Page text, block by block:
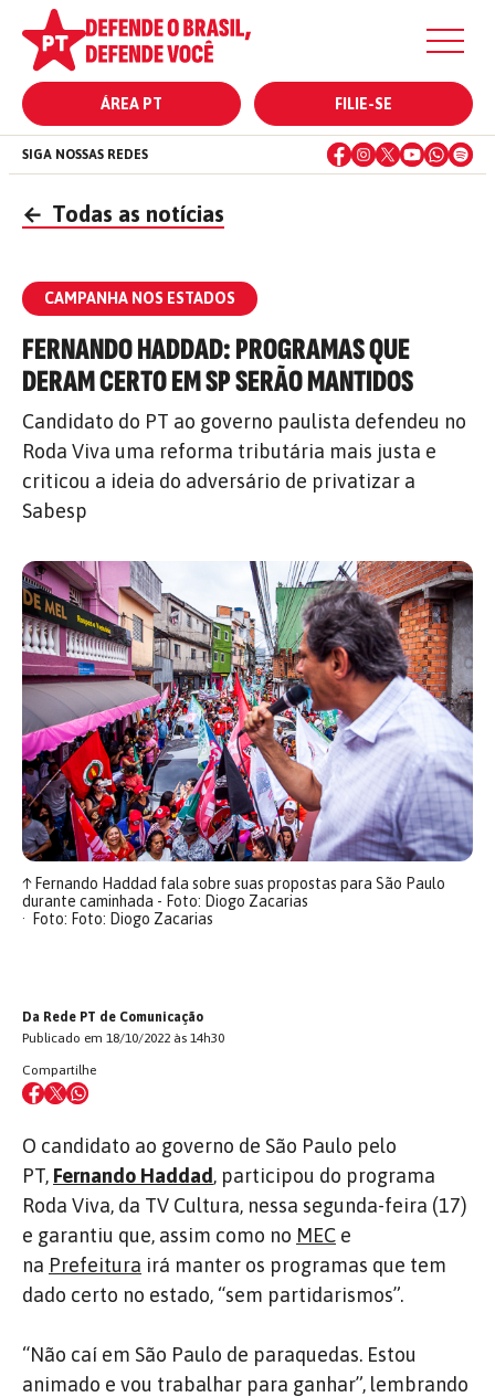
ÁREA PT FILIE-SE
SIGA NOSSAS REDES
← Todas as notícias
CAMPANHA NOS ESTADOS
FERNANDO HADDAD: PROGRAMAS QUE
DERAM CERTO EM SP SERÃO MANTIDOS
Candidato do PT ao governo paulista defendeu no
Roda Viva uma reforma tributária mais justa e
criticou a ideia do adversário de privatizar a
Sabesp
↑Fernando Haddad fala sobre suas propostas para São Paulo
durante caminhada - Foto: Diogo Zacarias
Foto: Foto: Diogo Zacarias
Da Rede PT de Comunicação
Publicado em 18/10/2022 às 14h30
Compartilhe
O candidato ao governo de São Paulo pelo
PT, Fernando Haddad, participou do programa
Roda Viva, da TV Cultura, nessa segunda-feira (17)
e garantiu que, assim como no MEC e
na Prefeitura irá manter os programas que tem
dado certo no estado, “sem partidarismos”.
“Não caí em São Paulo de paraquedas. Estou
animado e vou trabalhar para ganhar”, lembrando